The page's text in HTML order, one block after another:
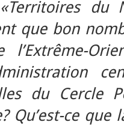
du
que bon
du Cercle
Qu’est-ce